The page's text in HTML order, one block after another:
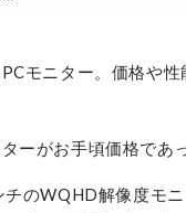
モニター。価格や
ーがお手頃価格であ
のWQHD解像度モ
シャオミ